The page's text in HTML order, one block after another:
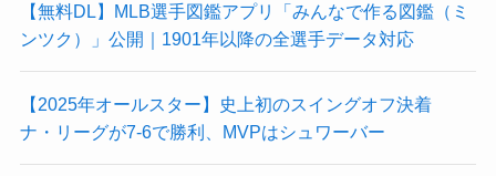
【無料DL】MLB選手図鑑アプリ「みんなで作る図鑑（ミ
ンツク）」公開｜1901年以降の全選手データ対応
【2025年オールスター】史上初のスイングオフ決着
ナ・リーグが7-6で勝利、MVPはシュワーバー